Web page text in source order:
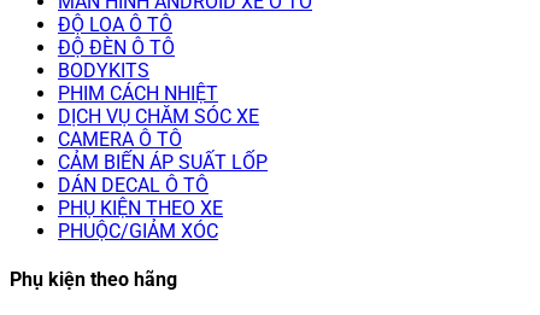
ĐỘ LOA Ô TÔ
ĐỘ ĐÈN Ô TÔ
BODYKITS
PHIM CÁCH NHIỆT
DỊCH VỤ CHĂM SÓC XE
CAMERA Ô TÔ
CẢM BIẾN ÁP SUẤT LỐP
DÁN DECAL Ô TÔ
PHỤ KIỆN THEO XE
PHUỘC/GIẢM XÓC
Phụ kiện theo hãng